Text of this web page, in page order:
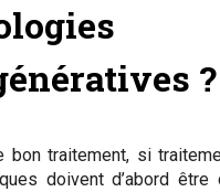
?
bon traitement, si
doivent d’abord être